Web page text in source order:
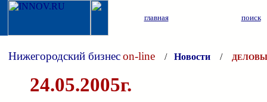
главная поиск
Нижегородский бизнесon-line / Новости /
24.05.2005г.